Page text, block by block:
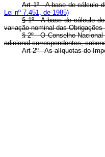
Art 1º - A base de cálculo
Lei nº 7.451, de 1985)
§ 1º - A base de cálculo
variação nominal das
§ 2º - O Conselho
adicional correspondentes,
Art 2º - As alíquotas do